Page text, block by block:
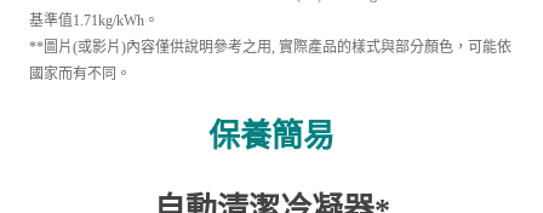
*WR-20DW 經實驗室檢測，實測能源因數(EF)為4.99kg/kWh，高於節能標章
基準值1.71kg/kWh。
**圖片(或影片)內容僅供說明參考之用, 實際產品的樣式與部分顏色，可能依
保養簡易